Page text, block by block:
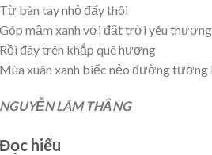
Từ bàn tay nhỏ đấy thôi
Góp mầm xanh với đất trời yêu thương
Rồi đây trên khắp quê hương
Mùa xuân xanh biếc nẻo đường tương
NGUYỄN LÃM THẮNG
Đọc hiểu